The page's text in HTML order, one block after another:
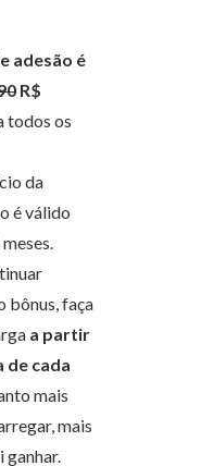
adesão é
R$
todos os
da
é válido
bônus, faça
a partir
de cada
mais
mais
ganhar.